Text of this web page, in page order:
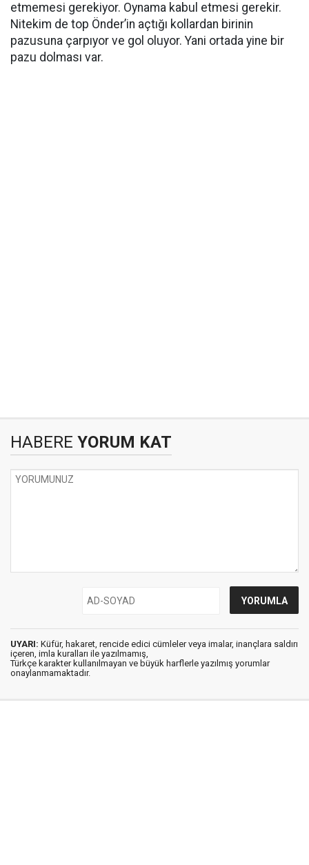
etmemesi gerekiyor. Oynama kabul etmesi gerekir.
Nitekim de top Önder’in açtığı kollardan birinin
pazusuna çarpıyor ve gol oluyor. Yani ortada yine bir
pazu dolması var.
HABERE YORUM KAT
UYARI: Küfür, hakaret, rencide edici cümleler veya imalar, inançlara saldırı
içeren, imla kuralları ile yazılmamış,
Türkçe karakter kullanılmayan ve büyük harflerle yazılmış yorumlar
onaylanmamaktadır.